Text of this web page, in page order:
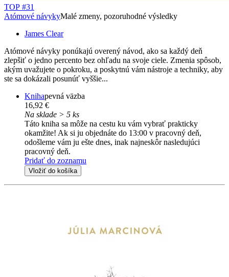
TOP #31
Atómové návykyMalé zmeny, pozoruhodné výsledky
James Clear
Atómové návyky ponúkajú overený návod, ako sa každý deň
zlepšiť o jedno percento bez ohľadu na svoje ciele. Zmenia spôsob,
akým uvažujete o pokroku, a poskytnú vám nástroje a techniky, aby
ste sa dokázali posunúť vyššie...
Knihapevná väzba
16,92 €
Na sklade > 5 ks
Táto kniha sa môže na cestu ku vám vybrať prakticky
okamžite! Ak si ju objednáte do 13:00 v pracovný deň,
odošleme vám ju ešte dnes, inak najneskôr nasledujúci
pracovný deň.
Pridať do zoznamu
Vložiť do košíka